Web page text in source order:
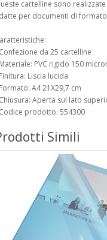
cartelline sono
per documenti di formato
da 25 cartelline
PVC rigido 150
Liscia lucida
A4 21X29,7 cm
Aperta sul lato
prodotto: 554300
Simili